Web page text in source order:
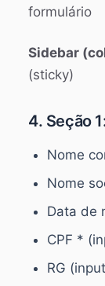
formulário
Sidebar
(sticky)
4. Seção
Nome
Nome
Data de
CPF *
RG